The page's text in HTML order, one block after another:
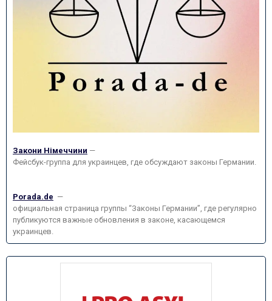
Закони Німеччини —
Фейсбук-группа для украинцев, где обсуждают законы Германии.
Porada.de —
официальная страница группы “Законы Германии”, где регулярно
публикуются важные обновления в законе, касающемся
украинцев.